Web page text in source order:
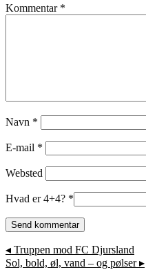
Kommentar *
Navn *
E-mail *
Websted
Hvad er 4+4? *
◂ Truppen mod FC Djursland
Sol, bold, øl, vand – og pølser▸